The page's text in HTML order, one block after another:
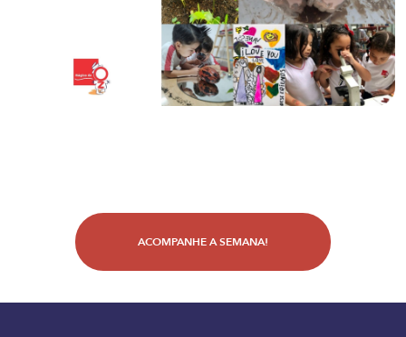
ACOMPANHE A SEMANA!